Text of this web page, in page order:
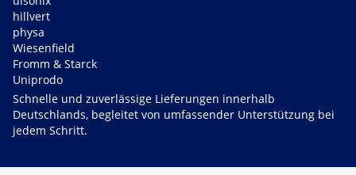
hillvert
physa
Wiesenfield
Fromm & Starck
Uniprodo
Schnelle und zuverlässige Lieferungen innerhalb
Deutschlands, begleitet von umfassender Unterstützung bei
jedem Schritt.